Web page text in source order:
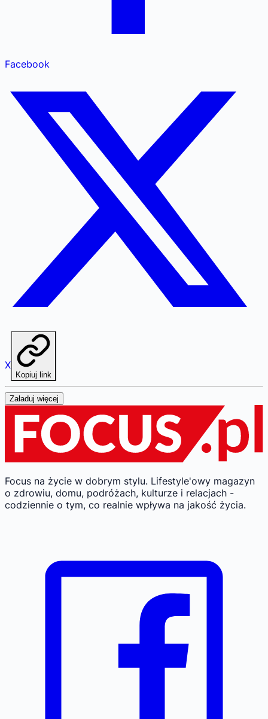
Facebook
X
Kopiuj link
Załaduj więcej
Focus na życie w dobrym stylu. Lifestyle'owy magazyn
o zdrowiu, domu, podróżach, kulturze i relacjach -
codziennie o tym, co realnie wpływa na jakość życia.